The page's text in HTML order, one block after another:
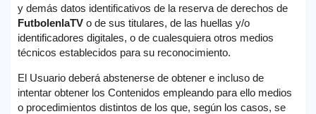
y demás datos identificativos de la reserva de derechos de
FutbolenlaTV o de sus titulares, de las huellas y/o
identificadores digitales, o de cualesquiera otros medios
técnicos establecidos para su reconocimiento.
El Usuario deberá abstenerse de obtener e incluso de
intentar obtener los Contenidos empleando para ello medios
o procedimientos distintos de los que, según los casos, se